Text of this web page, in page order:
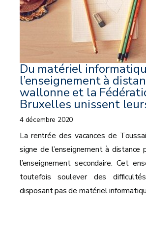
Du matériel
l’enseignement à
wallonne et la
Bruxelles unissent
4 décembre 2020
La rentrée des vacances de
signe de l’enseignement à
l’enseignement secondaire. Cet
toutefois soulever des
disposant pas de matériel